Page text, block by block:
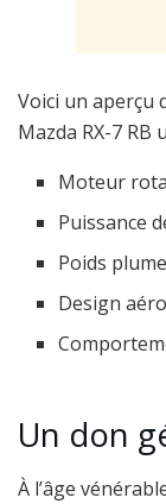
Voici un aperçu
Mazda RX-7 RB
Moteur
Puissance
Poids
Design
Un don
À l’âge